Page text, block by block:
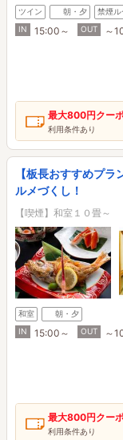
ツイン 朝・夕
禁煙ル
IN
15:00～ OUT ～
最大800円クー
利用条件あり
【板長おすすめプ
ルメづくし！
【喫煙】和室１０畳～
和室
朝・夕
IN
15:00～ OUT ～
最大800円クー
利用条件あり